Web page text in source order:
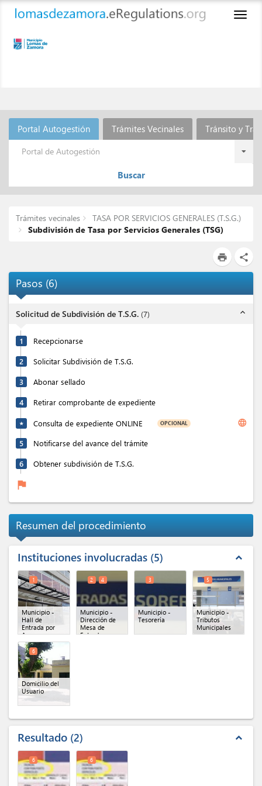
Portal Autogestión Trámites Vecinales Tránsito y
Portal de Autogestión
Buscar
Trámites vecinales
TASA POR SERVICIOS GENERALES (T.S.G.)
Subdivisión de Tasa por Servicios Generales (TSG)
print share
Pasos (6)
Solicitud de Subdivisión de T.S.G. (7) expand_less
1 Recepcionarse
2 Solicitar Subdivisión de T.S.G.
3 Abonar sellado
4 Retirar comprobante de expediente
★ Consulta de expediente ONLINE OPCIONAL language
5 Notificarse del avance del trámite
6 Obtener subdivisión de T.S.G.
flag
Resumen del procedimiento
Instituciones involucradas 5 expand_less
Municipio -
Hall de
Entrada por
Azara
1
Municipio -
Dirección de
Mesa de
Entradas
2 4
Municipio -
Tesorería
3
Municipio -
Tributos
Municipales
5
Domicilio del
Usuario
6
Resultado 2 expand_less
6 6